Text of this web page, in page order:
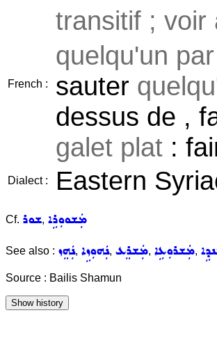
French :
transitif ; voir
quelqu'un
sauter
dessus de ,
galet plat :
Dialect : Eastern
Cf. ܫܘܪ, ܡܲܫܘܘܼܪܹܐ
See also : ܢܲܗܸܙ, ܢܲܗܘܼܙܹܐ, ܡܲܫܪܸܥ, ܡܲܫܪܘܼܥܹܐ,
Source : Bailis Shamun